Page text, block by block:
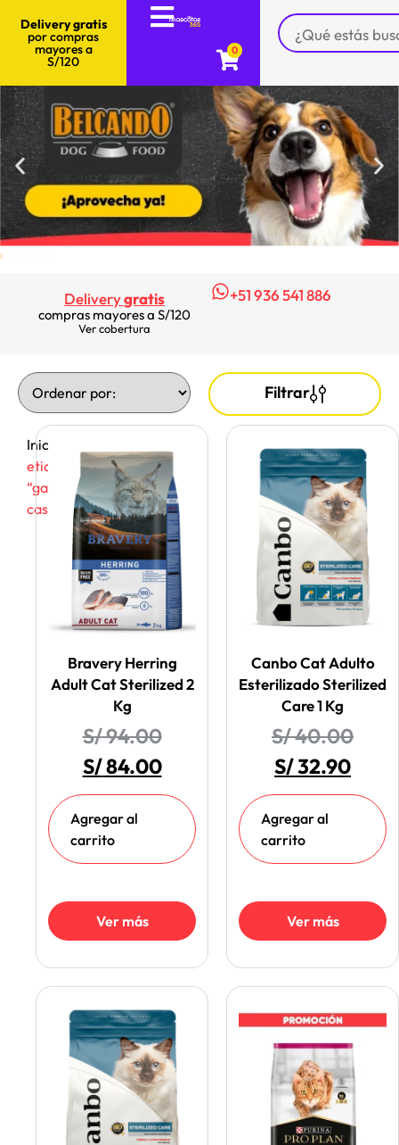
Delivery gratis
por compras
mayores a
S/120
0
Deliverygratis
compras mayores a S/120
Ver cobertura
+51 936 541 886
Filtrar
Inicio
etiquetados
“gatos
castrados”
Bravery Herring
Adult Cat Sterilized 2
Kg
S/94.00
S/84.00
Agregar al
carrito
Ver más
Canbo Cat Adulto
Esterilizado Sterilized
Care 1 Kg
S/40.00
S/32.90
Agregar al
carrito
Ver más